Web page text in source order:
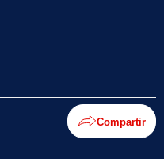
Compartir